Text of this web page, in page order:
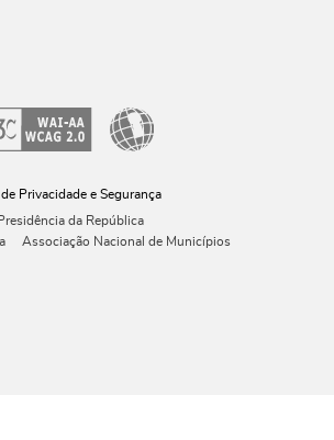
Privacidade e Segurança
Presidência da República
Associação Nacional de Municípios